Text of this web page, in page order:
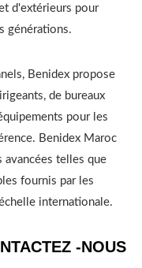
d'extérieurs pour
générations.
Benidex propose
de bureaux
pour les
Benidex Maroc
telles que
fournis par les
internationale.
-NOUS